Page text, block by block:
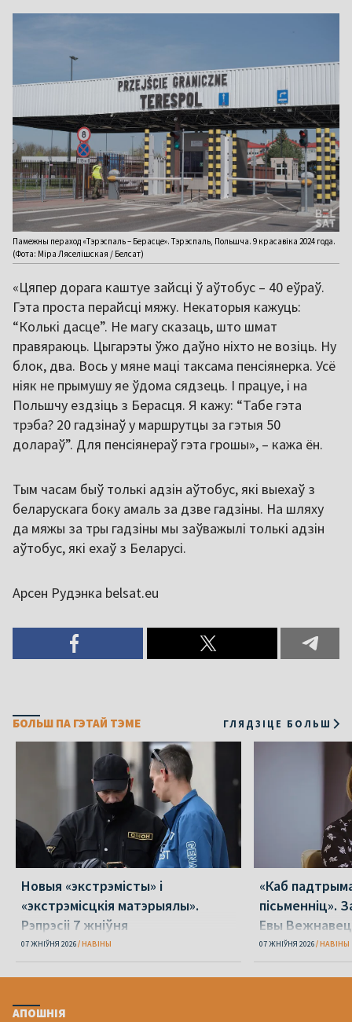
Памежны пераход «Тэрэспаль – Берасце». Тэрэспаль, Польшча. 9 красавіка 2024 года.
(Фота: Міра Ляселішская / Белсат)
«Цяпер дорага каштуе зайсці ў аўтобус – 40 еўраў.
Гэта проста перайсці мяжу. Некаторыя кажуць:
“Колькі дасце”. Не магу сказаць, што шмат
правяраюць. Цыгарэты ўжо даўно ніхто не возіць. Ну
блок, два. Вось у мяне маці таксама пенсіянерка. Усё
ніяк не прымушу яе ўдома сядзець. І працуе, і на
Польшчу ездзіць з Берасця. Я кажу: “Табе гэта
трэба? 20 гадзінаў у маршрутцы за гэтыя 50
долараў”. Для пенсіянераў гэта грошы», – кажа ён.
Тым часам быў толькі адзін аўтобус, які выехаў з
беларускага боку амаль за дзве гадзіны. На шляху
да мяжы за тры гадзіны мы заўважылі толькі адзін
аўтобус, які ехаў з Беларусі.
Арсен Рудэнка belsat.eu
БОЛЬШ ПА ГЭТАЙ ТЭМЕ ГЛЯДЗІЦЕ БОЛЬШ
Новыя «экстрэмісты» і
«экстрэмісцкія матэрыялы».
Рэпрэсіі 7 жніўня
07 ЖНІЎНЯ 2026 НАВІНЫ
«Каб
пісьменніц».
Евы Вежнавец
07 ЖНІЎНЯ 2026 НАВІНЫ
АПОШНІЯ